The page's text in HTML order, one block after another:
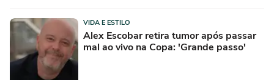
VIDA E ESTILO
Alex Escobar retira tumor após passar
mal ao vivo na Copa: 'Grande passo'